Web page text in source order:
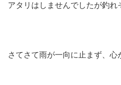
アタリはしませんでしたが釣れ
さてさて雨が一向に止まず、心